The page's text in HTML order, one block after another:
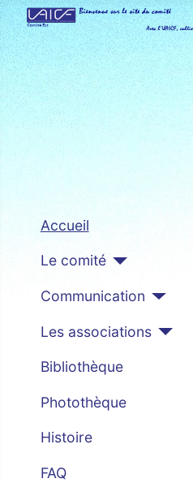
Accueil
Le comité
Communication
Les associations
Bibliothèque
Photothèque
Histoire
FAQ